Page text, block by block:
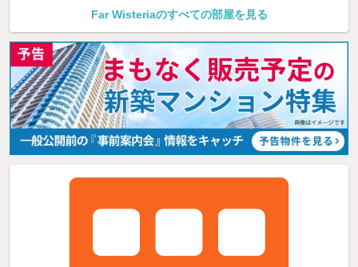
Far Wisteriaのすべての部屋を見る